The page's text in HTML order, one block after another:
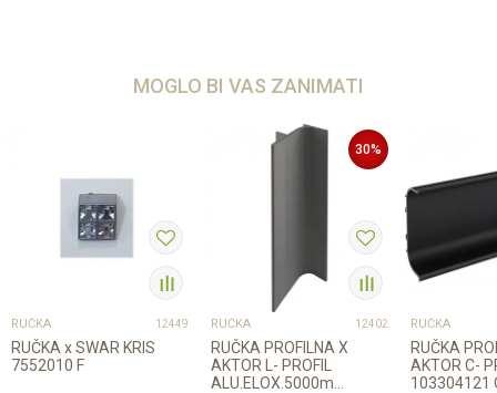
MOGLO BI VAS ZANIMATI
RUČKA 12449
RUČKA x SWAR KRIS
7552010 F
30%
RUČKA 12402
RUČKA PROFILNA X
AKTOR L- PROFIL
ALU.ELOX.5000mm
RUČKA
RUČKA
AKTOR C-
103304121